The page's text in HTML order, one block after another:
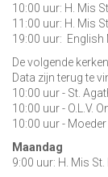
10:00 uur: H. Mis
11:00 uur: H. Mis
19:00 uur: English
De volgende
Data zijn terug te
10:00 uur - St.
10:00 uur - O.L.V.
10:00 uur -
Maandag
9:00 uur: H. Mis St.